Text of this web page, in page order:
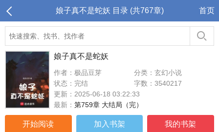
娘子真不是蛇妖 目录 (共767章) 首页
娘子真不是蛇妖
作者：极品豆芽
分类：玄幻小说
状态：完结
字数：3540217
更新：2025-06-18 03:22:33
最新： 第759章 大结局（完）
开始阅读 加入书架 我的书架